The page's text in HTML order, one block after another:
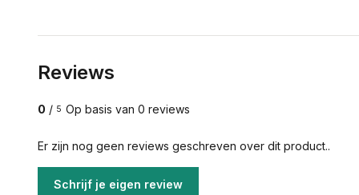
Reviews
0 / 5 Op basis van 0 reviews
Er zijn nog geen reviews geschreven over dit product..
Schrijf je eigen review